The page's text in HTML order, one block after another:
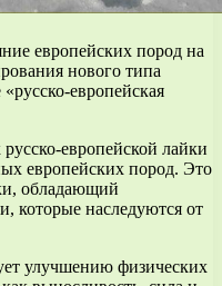
европейских пород на
нового типа
европейская
европейской лайки
европейских пород. Это
обладающий
которые наследуются от
улучшению физических